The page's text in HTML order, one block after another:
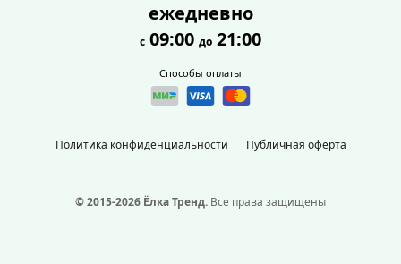
Политика конфиденциальности Публичная оферта
ежедневно
с 09:00 до 21:00
Способы оплаты
© 2015-2026 Ёлка Тренд. Все права защищены